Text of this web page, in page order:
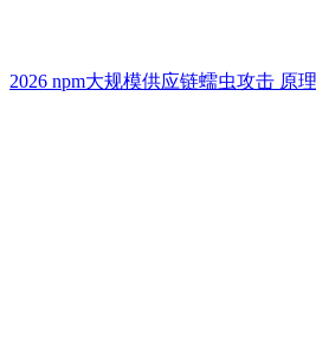
2026 npm大规模供应链蠕虫攻击 原